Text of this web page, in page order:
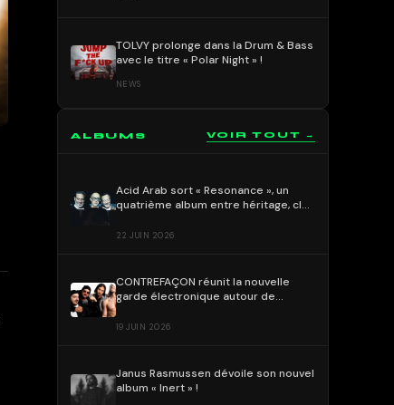
TOLVY prolonge dans la Drum & Bass
avec le titre « Polar Night » !
NEWS
ALBUMS VOIR TOUT →
Acid Arab sort « Resonance », un
quatrième album entre héritage, club
22 JUIN 2026
CONTREFAÇON réunit la nouvelle
garde électronique autour de
19 JUIN 2026
Janus Rasmussen dévoile son nouvel
album « Inert » !